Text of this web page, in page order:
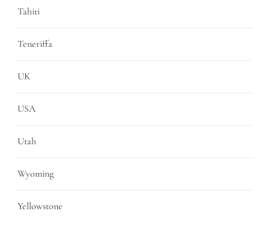
Tahiti
Teneriffa
UK
USA
Utah
Wyoming
Yellowstone